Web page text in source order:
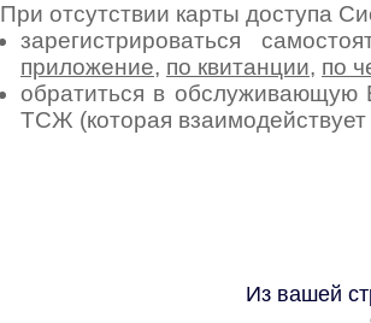
При отсутствии карты доступа
зарегистрироваться
приложение, по квитанции, по
обратиться в
ТСЖ (которая
Из вашей